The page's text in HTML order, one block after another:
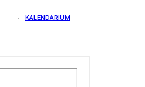
KALENDARIUM